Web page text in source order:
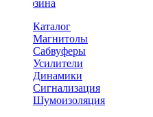
Каталог
Магнитолы
Сабвуферы
Усилители
Динамики
Сигнализация
Шумоизоляция